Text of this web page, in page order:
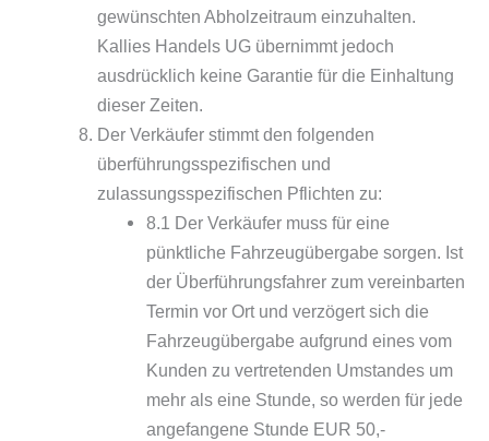
gewünschten Abholzeitraum einzuhalten.
Kallies Handels UG übernimmt jedoch
ausdrücklich keine Garantie für die Einhaltung
dieser Zeiten.
Der Verkäufer stimmt den folgenden
überführungsspezifischen und
zulassungsspezifischen Pflichten zu:
8.1 Der Verkäufer muss für eine
pünktliche Fahrzeugübergabe sorgen. Ist
der Überführungsfahrer zum vereinbarten
Termin vor Ort und verzögert sich die
Fahrzeugübergabe aufgrund eines vom
Kunden zu vertretenden Umstandes um
mehr als eine Stunde, so werden für jede
angefangene Stunde EUR 50,-